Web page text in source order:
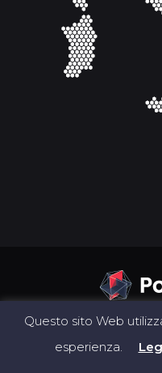
Questo sito Web
esperienza.